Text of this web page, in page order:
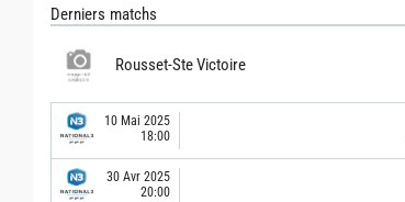
Derniers matchs
Rousset-Ste Victoire
10 Mai 2025
18:00
30 Avr 2025
20:00